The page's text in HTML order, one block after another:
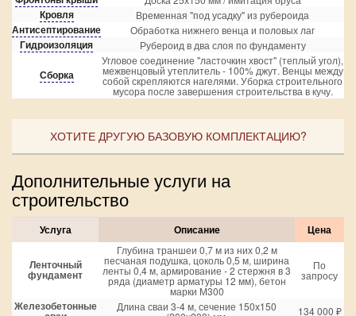
Кровля Временная "под усадку" из рубероида
Антисептирование Обработка нижнего венца и половых лаг
Гидроизоляция Рубероид в два слоя по фундаменту
Сборка
Угловое соединение "ласточкин хвост" (теплый угол),
межвенцовый утеплитель - 100% джут. Венцы между
собой скрепляются нагелями. Уборка строительного
мусора после завершения строительства в кучу.
ХОТИТЕ ДРУГУЮ БАЗОВУЮ КОМПЛЕКТАЦИЮ?
Дополнительные услуги на
строительство
Услуга Описание Цена
Ленточный
фундамент
Глубина траншеи 0,7 м из них 0,2 м
песчаная подушка, цоколь 0,5 м, ширина
ленты 0,4 м, армирование - 2 стержня в 3
ряда (диаметр арматуры 12 мм), бетон
марки М300
По
запросу
Железобетонные Длина сваи 3-4 м, сечение 150х150 134 000 ₽